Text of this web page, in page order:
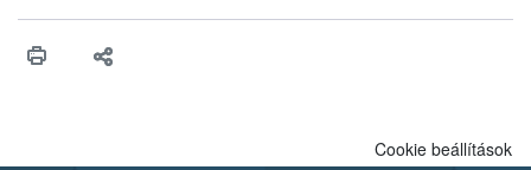
minden adatot összevetve dönteni arról, hogy egy alapanyagot
folyamatban szeretnénk segítséget nyújtani a vállalkozásnak az
Cookie beállítások